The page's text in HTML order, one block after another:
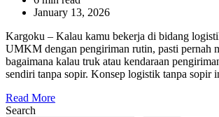
read
January 13, 2026
Kargoku – Kalau kamu bekerja di bidang
UMKM dengan pengiriman rutin, pasti pernah
bagaimana kalau truk atau kendaraan
sendiri tanpa sopir. Konsep logistik tanpa sopir
Read More
Search